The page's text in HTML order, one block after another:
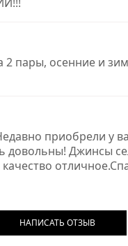
2 пары, осенние и
приобрели у
довольны! Джинсы
НАПИСАТЬ ОТЗЫВ